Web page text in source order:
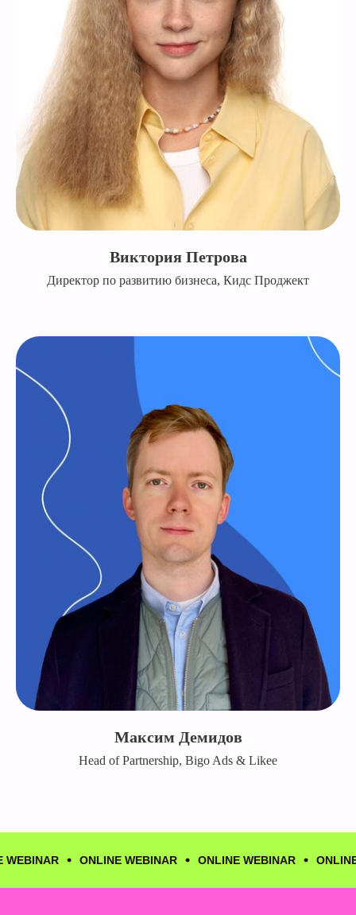
Виктория Петрова
Директор по развитию бизнеса, Кидс Проджект
Максим Демидов
Head of Partnership, Bigo Ads & Likee
ONLINE WEBINAR ONLINE WEBINAR ONLINE